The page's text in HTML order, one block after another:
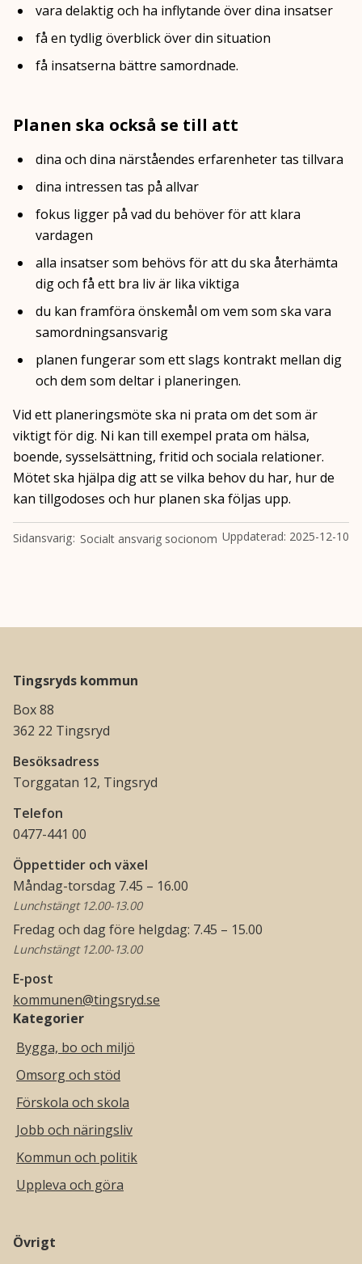
vara delaktig och ha inflytande över dina insatser
få en tydlig överblick över din situation
få insatserna bättre samordnade.
Planen ska också se till att
dina och dina närståendes erfarenheter tas tillvara
dina intressen tas på allvar
fokus ligger på vad du behöver för att klara
vardagen
alla insatser som behövs för att du ska återhämta
dig och få ett bra liv är lika viktiga
du kan framföra önskemål om vem som ska vara
samordningsansvarig
planen fungerar som ett slags kontrakt mellan dig
och dem som deltar i planeringen.
Vid ett planeringsmöte ska ni prata om det som är
viktigt för dig. Ni kan till exempel prata om hälsa,
boende, sysselsättning, fritid och sociala relationer.
Mötet ska hjälpa dig att se vilka behov du har, hur de
kan tillgodoses och hur planen ska följas upp.
Socialt ansvarig socionom
Sidansvarig Uppdaterad: 2025-12-10
Tingsryds kommun
Box 88
362 22 Tingsryd
Besöksadress
Torggatan 12, Tingsryd
Telefon
0477-441 00
Öppettider och växel
Måndag-torsdag 7.45 – 16.00
Lunchstängt 12.00-13.00
Fredag och dag före helgdag: 7.45 – 15.00
Lunchstängt 12.00-13.00
E-post
kommunen@tingsryd.se
Kategorier
Bygga, bo och miljö
Omsorg och stöd
Förskola och skola
Jobb och näringsliv
Kommun och politik
Uppleva och göra
Övrigt